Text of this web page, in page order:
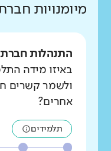
מיומנויות
התנהלות
באיזו מידה
ולשמר קשרים
אחרים?
תלמידים